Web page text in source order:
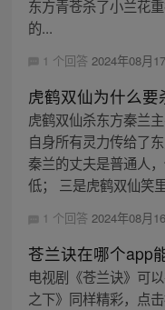
东方青苍杀了小兰花
的...
1 个回答 2024年08月
虎鹤双仙为什么要
虎鹤双仙杀东方秦兰
自身所有灵力传给了
秦兰的丈夫是普通人
低； 三是虎鹤双仙笑
1 个回答 2024年08月
苍兰诀在哪个app
电视剧《苍兰诀》可
之下》同样精彩，点